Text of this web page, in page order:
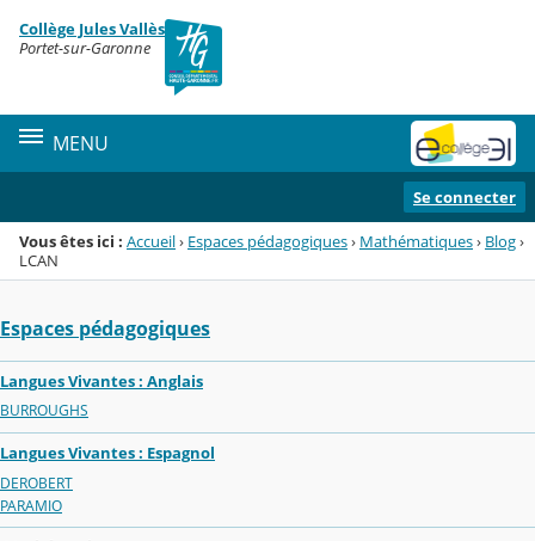
Menu de la rubrique
Contenu
Collège Jules Vallès
Portet-sur-Garonne
MENU
Se connecter
Vous êtes ici : Accueil› Espaces pédagogiques› Mathématiques› Blog›
LCAN
Espaces pédagogiques
Langues Vivantes : Anglais
BURROUGHS
Langues Vivantes : Espagnol
DEROBERT
PARAMIO